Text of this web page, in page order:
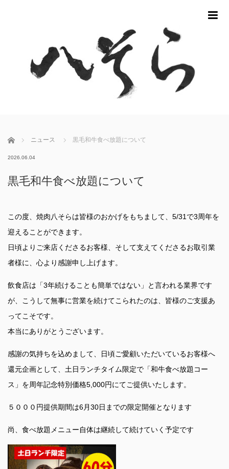
ホーム ニュース 黒毛和牛食べ放題について
2026.06.04
黒毛和牛食べ放題について
この度、焼肉八そらは皆様のおかげをもちまして、5/31で3周年を
迎えることができます。
日頃よりご来店くださるお客様、そして支えてくださるお取引業
者様に、心より感謝申し上げます。
飲食店は「3年続けることも簡単ではない」と言われる業界です
が、こうして無事に営業を続けてこられたのは、皆様のご支援あ
ってこそです。
本当にありがとうございます。
感謝の気持ちを込めまして、日頃ご愛顧いただいているお客様へ
還元企画として、土日ランチタイム限定で「和牛食べ放題コー
ス」を周年記念特別価格5,000円にてご提供いたします。
５０００円提供期間は6月30日までの限定開催となります
尚、食べ放題メニュー自体は継続して続けていく予定です